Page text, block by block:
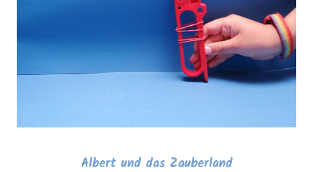
Albert und das Zauberland